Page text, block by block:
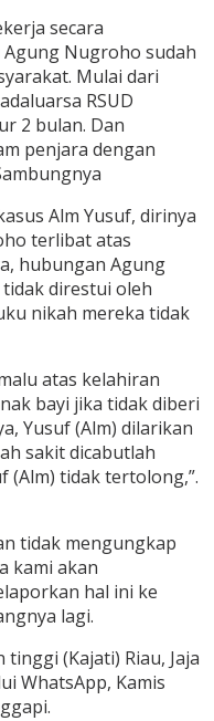
secara
Agung Nugroho sudah
Mulai dari
RSUD
2 bulan. Dan
penjara dengan
Alm Yusuf, dirinya
terlibat atas
hubungan Agung
direstui oleh
nikah mereka tidak
atas kelahiran
bayi jika tidak diberi
Yusuf (Alm) dilarikan
sakit dicabutlah
(Alm) tidak tertolong,”.
tidak mengungkap
kami akan
hal ini ke
lagi.
(Kajati) Riau, Jaja
WhatsApp, Kamis